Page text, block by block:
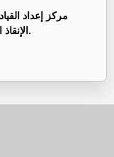
مركز إعداد
الإنقاذ المائي (ذكور) في عمّان.